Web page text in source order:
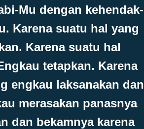
Mu dengan kehendak-
Karena suatu hal yang
Karena suatu hal
tetapkan. Karena
engkau laksanakan dan
merasakan panasnya
dan bekamnya karena